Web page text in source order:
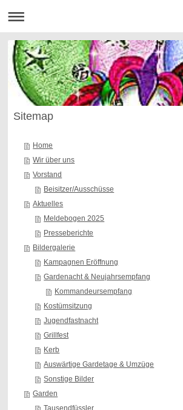
Sitemap
Home
Wir über uns
Vorstand
Beisitzer/Ausschüsse
Aktuelles
Meldebogen 2025
Presseberichte
Bildergalerie
Kampagnen Eröffnung
Gardenacht & Neujahrsempfang
Kommandeursempfang
Kostümsitzung
Jugendfastnacht
Grillfest
Kerb
Auswärtige Gardetage & Umzüge
Sonstige Bilder
Garden
Tausendfüssler